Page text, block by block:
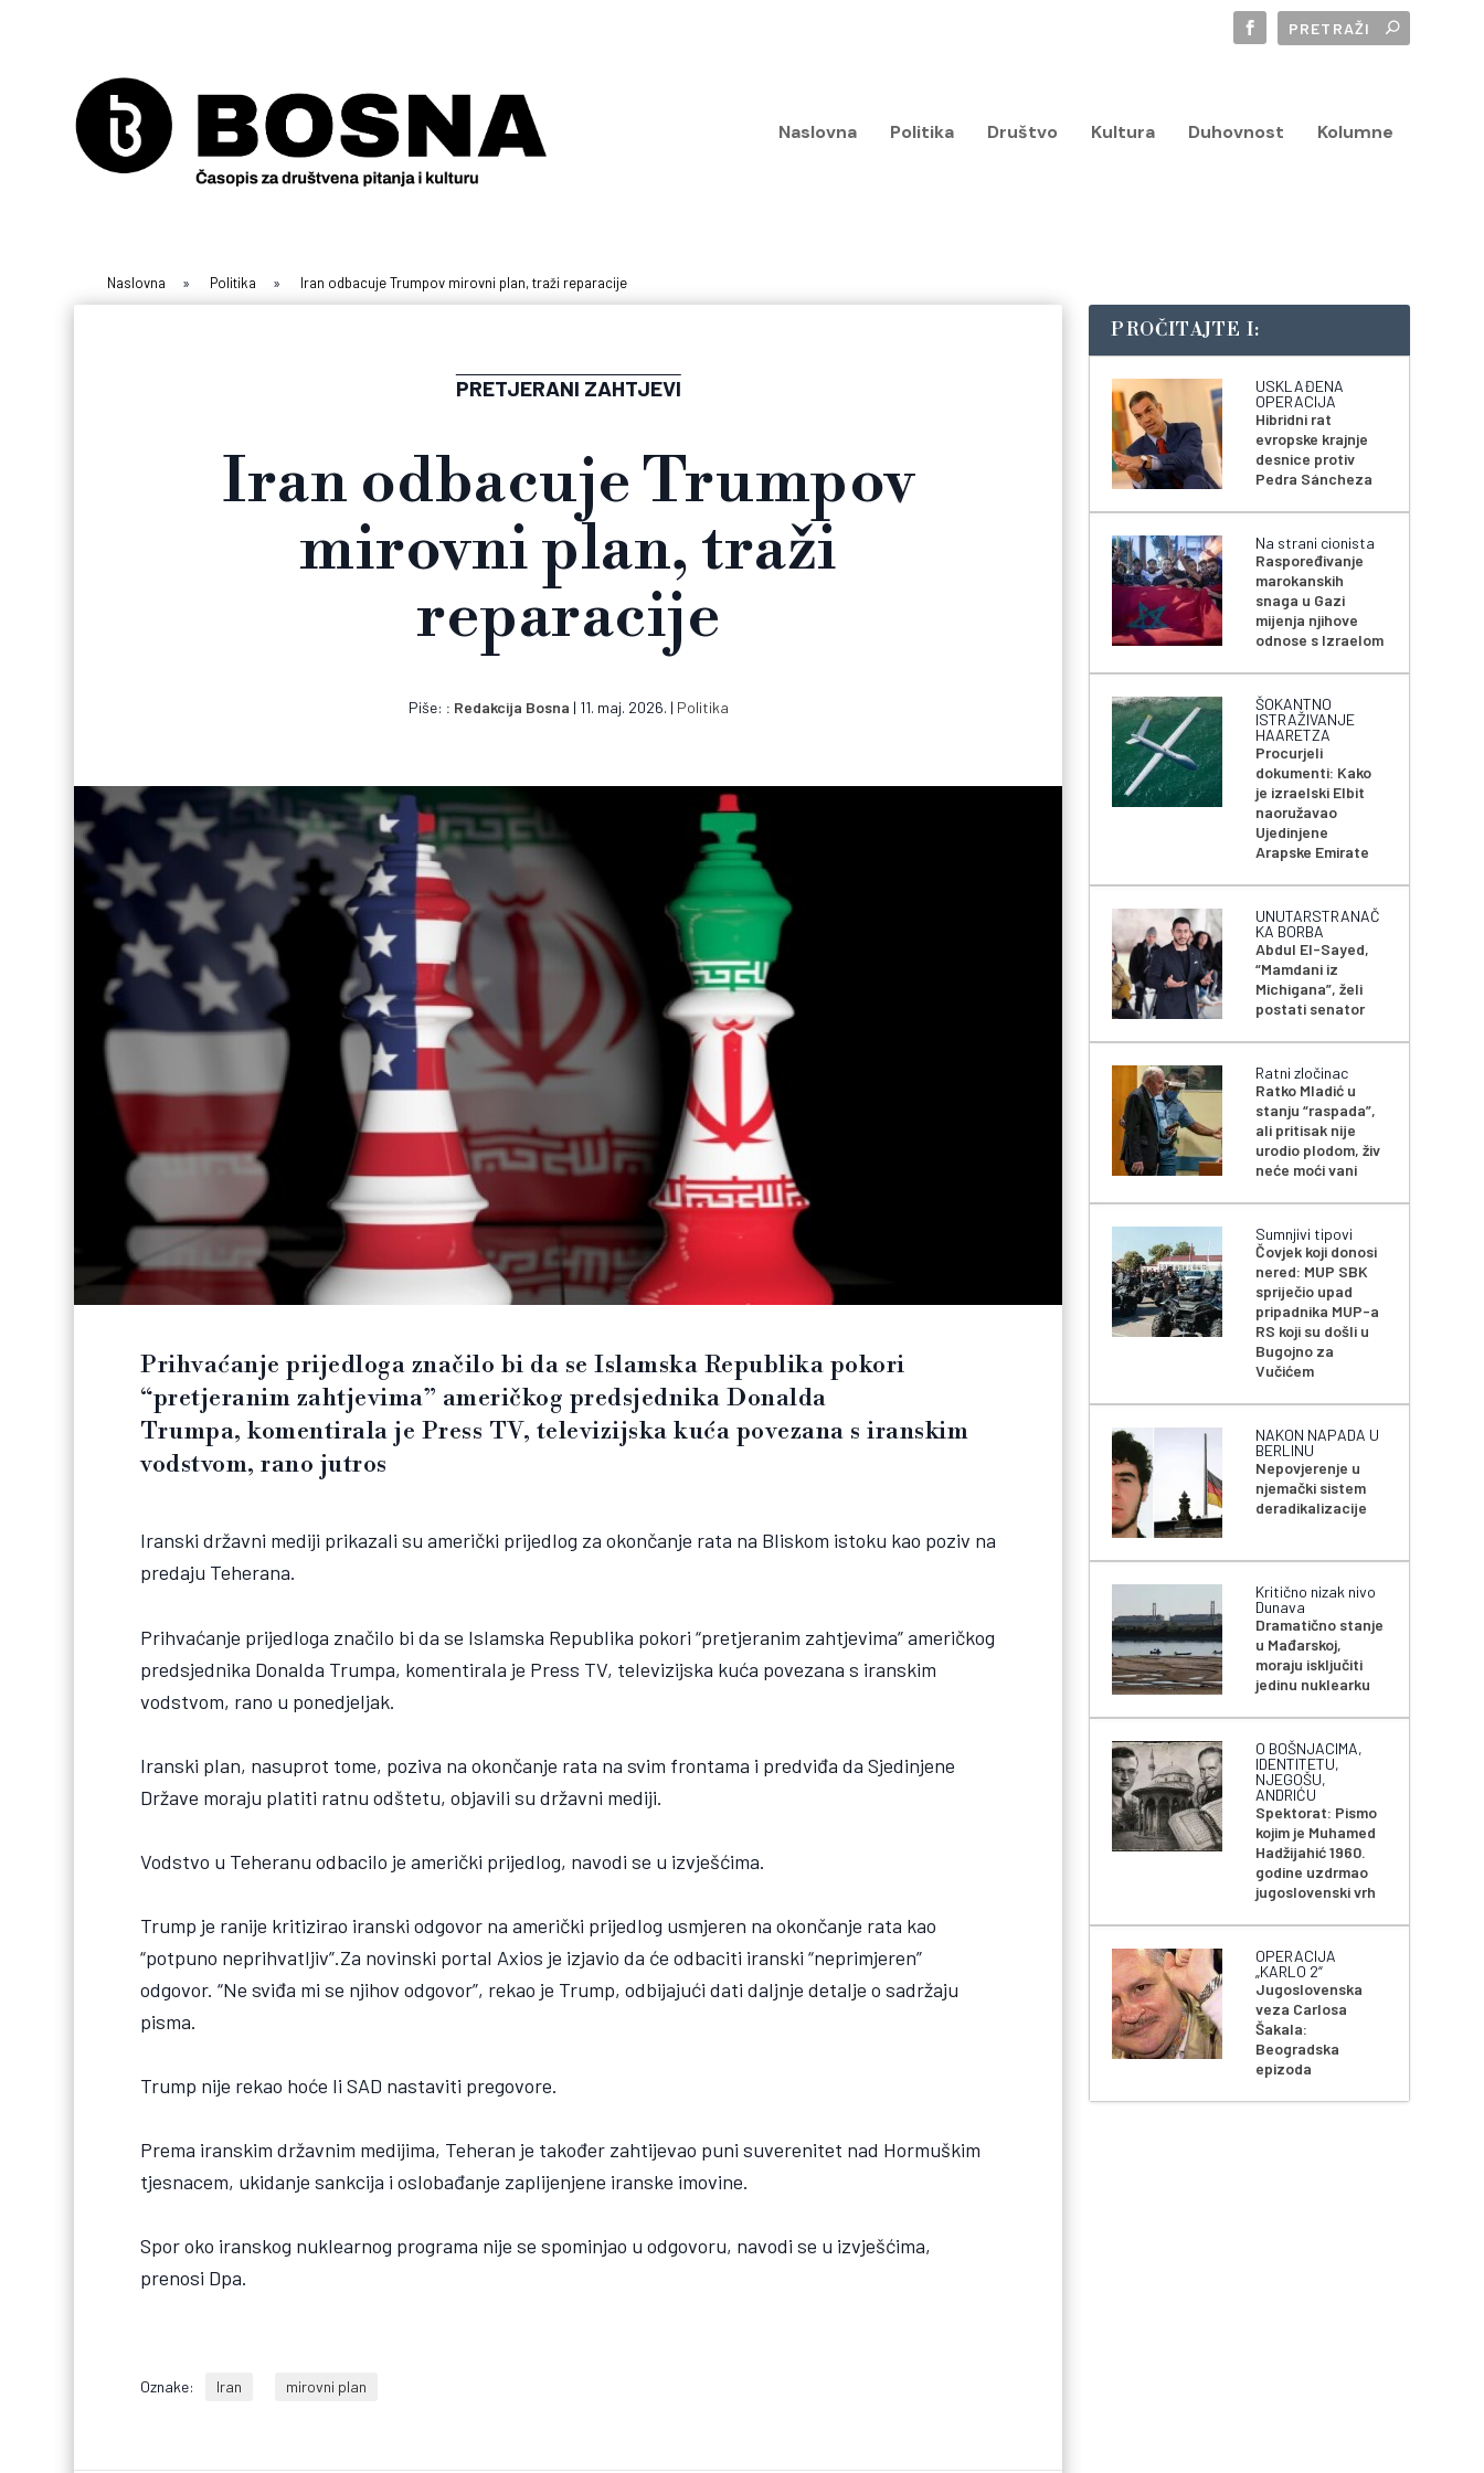
Naslovna Politika Društvo Kultura Duhovnost Kolumne
Naslovna » Politika » Iran odbacuje Trumpov mirovni plan, traži reparacije
PRETJERANI ZAHTJEVI
Iran odbacuje Trumpov
mirovni plan, traži
reparacije
Piše: Redakcija Bosna | 11. maj. 2026. | Politika
Prihvaćanje prijedloga značilo bi da se Islamska Republika pokori
“pretjeranim zahtjevima” američkog predsjednika Donalda
Trumpa, komentirala je Press TV, televizijska kuća povezana s iranskim
vodstvom, rano jutros
Iranski državni mediji prikazali su američki prijedlog za okončanje rata na Bliskom istoku kao poziv na
predaju Teherana.
Prihvaćanje prijedloga značilo bi da se Islamska Republika pokori “pretjeranim zahtjevima” američkog
predsjednika Donalda Trumpa, komentirala je Press TV, televizijska kuća povezana s iranskim
vodstvom, rano u ponedjeljak.
Iranski plan, nasuprot tome, poziva na okončanje rata na svim frontama i predviđa da Sjedinjene
Države moraju platiti ratnu odštetu, objavili su državni mediji.
Vodstvo u Teheranu odbacilo je američki prijedlog, navodi se u izvješćima.
Trump je ranije kritizirao iranski odgovor na američki prijedlog usmjeren na okončanje rata kao
“potpuno neprihvatljiv”.Za novinski portal Axios je izjavio da će odbaciti iranski “neprimjeren”
odgovor. “Ne sviđa mi se njihov odgovor”, rekao je Trump, odbijajući dati daljnje detalje o sadržaju
pisma.
Trump nije rekao hoće li SAD nastaviti pregovore.
Prema iranskim državnim medijima, Teheran je također zahtijevao puni suverenitet nad Hormuškim
tjesnacem, ukidanje sankcija i oslobađanje zaplijenjene iranske imovine.
Spor oko iranskog nuklearnog programa nije se spominjao u odgovoru, navodi se u izvješćima,
prenosi Dpa.
Oznake: Iran mirovni plan
PROČITAJTE I:
USKLAĐENA
OPERACIJA
Hibridni rat
evropske krajnje
desnice protiv
Pedra Sáncheza
Na strani cionista
Raspoređivanje
marokanskih
snaga u Gazi
mijenja njihove
odnose s Izraelom
ŠOKANTNO
ISTRAŽIVANJE
HAARETZA
Procurjeli
dokumenti: Kako
je izraelski Elbit
naoružavao
Ujedinjene
Arapske Emirate
UNUTARSTRANAČ
KA BORBA
Abdul El-Sayed,
“Mamdani iz
Michigana”, želi
postati senator
Ratni zločinac
Ratko Mladić u
stanju “raspada”,
ali pritisak nije
urodio plodom, živ
neće moći vani
Sumnjivi tipovi
Čovjek koji donosi
nered: MUP SBK
spriječio upad
pripadnika MUP-a
RS koji su došli u
Bugojno za
Vučićem
NAKON NAPADA U
BERLINU
Nepovjerenje u
njemački sistem
deradikalizacije
Kritično nizak nivo
Dunava
Dramatično stanje
u Mađarskoj,
moraju isključiti
jedinu nuklearku
O BOŠNJACIMA,
IDENTITETU,
NJEGOŠU,
ANDRIĆU
Spektorat: Pismo
kojim je Muhamed
Hadžijahić 1960.
godine uzdrmao
jugoslovenski vrh
OPERACIJA
„KARLO 2“
Jugoslovenska
veza Carlosa
Šakala:
Beogradska
epizoda